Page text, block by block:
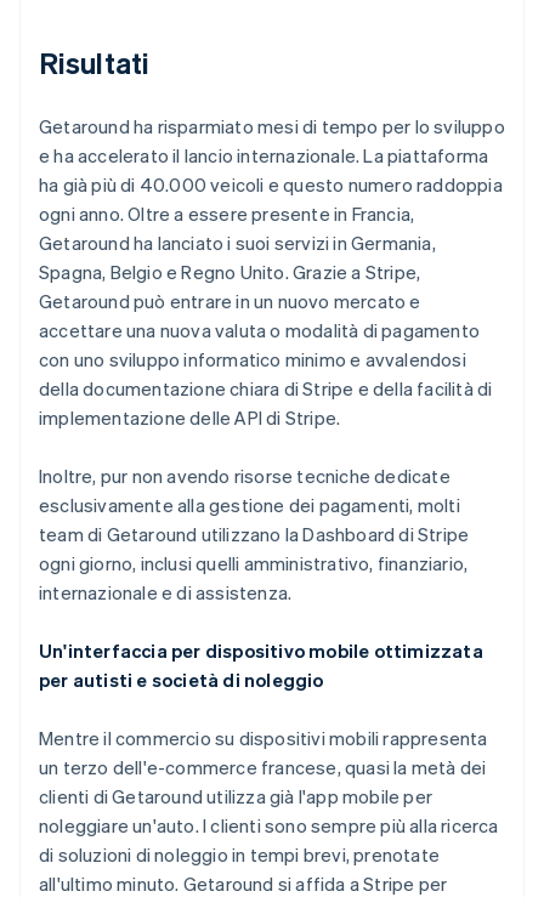
Risultati
Getaround ha risparmiato mesi di tempo per lo sviluppo
e ha accelerato il lancio internazionale. La piattaforma
ha già più di 40.000 veicoli e questo numero raddoppia
ogni anno. Oltre a essere presente in Francia,
Getaround ha lanciato i suoi servizi in Germania,
Spagna, Belgio e Regno Unito. Grazie a Stripe,
Getaround può entrare in un nuovo mercato e
accettare una nuova valuta o modalità di pagamento
con uno sviluppo informatico minimo e avvalendosi
della documentazione chiara di Stripe e della facilità di
implementazione delle API di Stripe.
Inoltre, pur non avendo risorse tecniche dedicate
esclusivamente alla gestione dei pagamenti, molti
team di Getaround utilizzano la Dashboard di Stripe
ogni giorno, inclusi quelli amministrativo, finanziario,
internazionale e di assistenza.
Un'interfaccia per dispositivo mobile ottimizzata
per autisti e società di noleggio
Mentre il commercio su dispositivi mobili rappresenta
un terzo dell'e-commerce francese, quasi la metà dei
clienti di Getaround utilizza già l'app mobile per
noleggiare un'auto. I clienti sono sempre più alla ricerca
di soluzioni di noleggio in tempi brevi, prenotate
all'ultimo minuto. Getaround si affida a Stripe per